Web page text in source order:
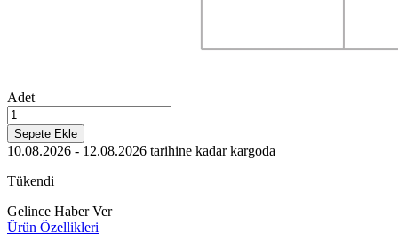
Adet
Sepete Ekle
10.08.2026 - 12.08.2026 tarihine kadar kargoda
Tükendi
Gelince Haber Ver
Ürün Özellikleri